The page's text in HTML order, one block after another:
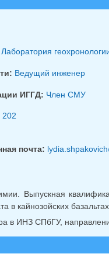
Лаборатория
Ведущий инженер
ИГГД: Член СМУ
202
почта:
Выпускная
в кайнозойских
в ИНЗ СПбГУ,